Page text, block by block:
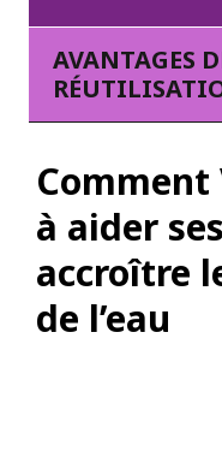
AVANTAGES
Comment
à aider
accroître
de l’eau